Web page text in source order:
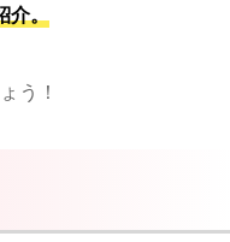
介。
う！